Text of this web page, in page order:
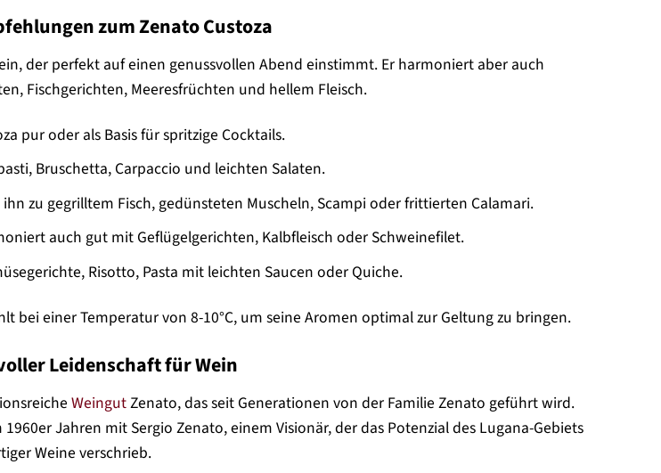
zum Zenato Custoza
der perfekt auf einen genussvollen Abend einstimmt. Er harmoniert aber auch
Fischgerichten, Meeresfrüchten und hellem Fleisch.
pur oder als Basis für spritzige Cocktails.
Bruschetta, Carpaccio und leichten Salaten.
ihn zu gegrilltem Fisch, gedünsteten Muscheln, Scampi oder frittierten Calamari.
auch gut mit Geflügelgerichten, Kalbfleisch oder Schweinefilet.
Risotto, Pasta mit leichten Saucen oder Quiche.
bei einer Temperatur von 8-10°C, um seine Aromen optimal zur Geltung zu bringen.
Leidenschaft für Wein
WeingutZenato, das seit Generationen von der Familie Zenato geführt wird.
Jahren mit Sergio Zenato, einem Visionär, der das Potenzial des Lugana-Gebiets
Weine verschrieb.